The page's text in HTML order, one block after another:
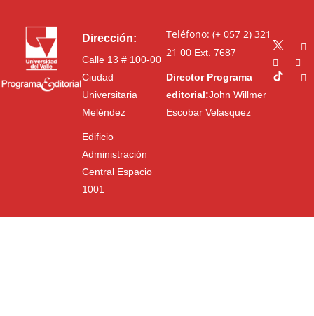
Dirección:
Calle 13 # 100-00
Ciudad
Universitaria
Meléndez
Edificio
Administración
Central Espacio
1001
Teléfono: (+ 057 2) 321
21 00Ext. 7687
Director Programa
editorial:John Willmer
Escobar Velasquez